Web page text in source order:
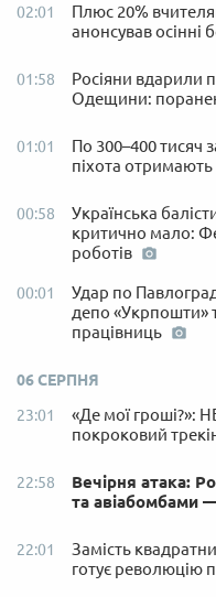
02:01
Плюс 20%
анонсував осінні
01:58
Росіяни вдарили
Одещини:
01:01
По 300–400 тисяч
піхота отримають
00:58
Українська
критично мало:
роботів
00:01
Удар по
депо «Укрпошти»
працівниць
06 СЕРПНЯ
23:01
«Де мої гроші?»:
покроковий
22:58
Вечірня атака:
та авіабомбами
22:01
Замість
готує революцію